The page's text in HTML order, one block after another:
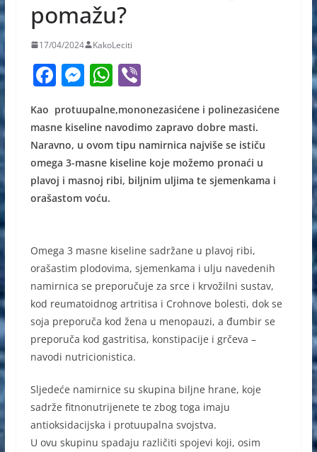
pomažu?
17/04/2024 KakoLeciti
F
c
e
b
o
o
M
ss
e
n
g
er
W
at
s
A
p
Vi
er
Kao protuupalne,mononezasićene i polinezasićene
masne kiseline navodimo zapravo dobre masti.
Naravno, u ovom tipu namirnica najviše se ističu
omega 3-masne kiseline koje možemo pronaći u
plavoj i masnoj ribi, biljnim uljima te sjemenkama i
orašastom voću.
Omega 3 masne kiseline sadržane u plavoj ribi,
orašastim plodovima, sjemenkama i ulju navedenih
namirnica se preporučuje za srce i krvožilni sustav,
kod reumatoidnog artritisa i Crohnove bolesti, dok se
soja preporuča kod žena u menopauzi, a đumbir se
preporuča kod gastritisa, konstipacije i grčeva –
navodi nutricionistica.
Sljedeće namirnice su skupina biljne hrane, koje
sadrže fitnonutrijenete te zbog toga imaju
antioksidacijska i protuupalna svojstva.
U ovu skupinu spadaju različiti spojevi koji, osim